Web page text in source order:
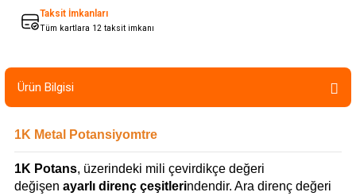
Taksit İmkanları
Tüm kartlara 12 taksit imkanı
Ürün Bilgisi
1K Metal Potansiyomtre
1K Potans, üzerindeki mili çevirdikçe değeri
değişen ayarlı direnç çeşitlerindendir. Ara direnç değeri